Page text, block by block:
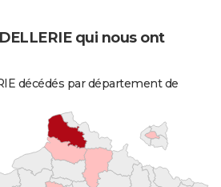
qui nous ont
décédés par département de